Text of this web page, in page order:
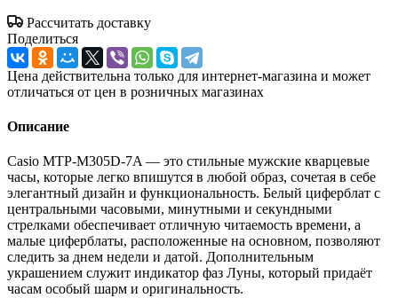
Рассчитать доставку
Поделиться
Цена действительна только для интернет-магазина и может
отличаться от цен в розничных магазинах
Описание
Casio MTP-M305D-7A — это стильные мужские кварцевые
часы, которые легко впишутся в любой образ, сочетая в себе
элегантный дизайн и функциональность. Белый циферблат с
центральными часовыми, минутными и секундными
стрелками обеспечивает отличную читаемость времени, а
малые циферблаты, расположенные на основном, позволяют
следить за днем недели и датой. Дополнительным
украшением служит индикатор фаз Луны, который придаёт
часам особый шарм и оригинальность.